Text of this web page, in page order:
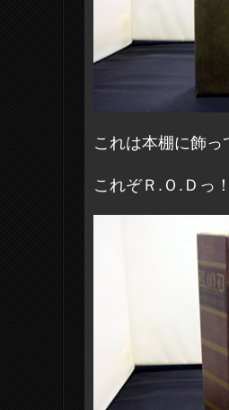
これは本棚に飾
これぞＲ.Ｏ.Ｄっ